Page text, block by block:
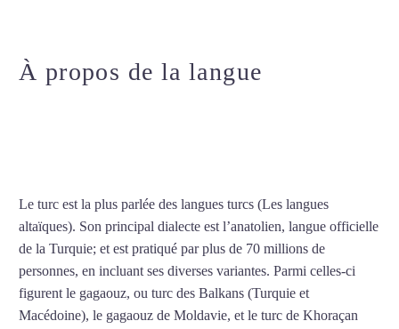
À propos de la langue
Le turc est la plus parlée des langues turcs (Les langues
altaïques). Son principal dialecte est l’anatolien, langue officielle
de la Turquie; et est pratiqué par plus de 70 millions de
personnes, en incluant ses diverses variantes. Parmi celles-ci
figurent le gagaouz, ou turc des Balkans (Turquie et
Macédoine), le gagaouz de Moldavie, et le turc de Khoraçan